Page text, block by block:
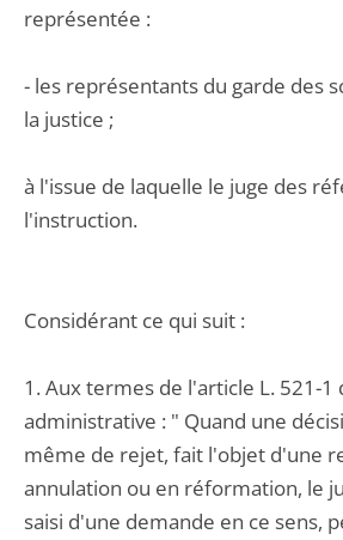
représentée :
- les représentants du garde des
la justice ;
à l'issue de laquelle le juge des
l'instruction.
Considérant ce qui suit :
1. Aux termes de l'article L. 521-1
administrative : " Quand une
même de rejet, fait l'objet d'une
annulation ou en réformation, le
saisi d'une demande en ce sens,